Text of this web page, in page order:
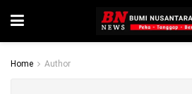
Home Author